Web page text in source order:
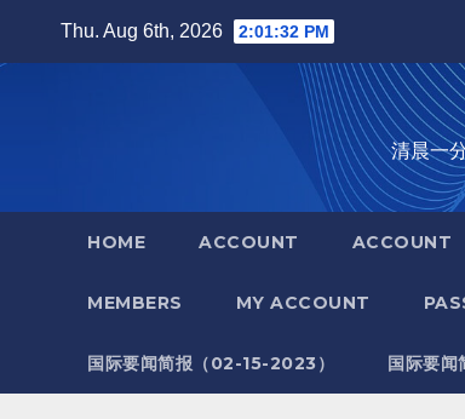
Thu. Aug 6th, 2026 2:01:33 PM
清晨一
HOME ACCOUNT ACCOUNT
MEMBERS MY ACCOUNT
国际要闻简报（02-15-2023） 国际要闻